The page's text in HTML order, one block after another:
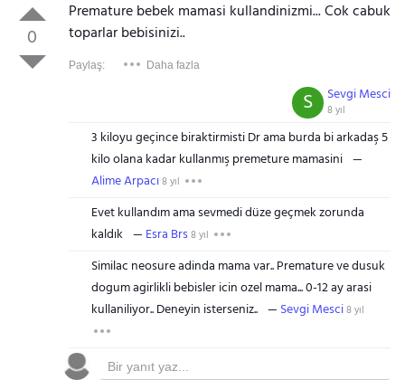
0
Premature bebek mamasi kullandinizmi... Cok cabuk
toparlar bebisinizi..
Paylaş: Daha fazla
Sevgi Mesci
8 yıl
S
3 kiloyu geçince biraktirmisti Dr ama burda bi arkadaş 5
kilo olana kadar kullanmış premeture mamasini
Alime Arpacı8 yıl
Evet kullandım ama sevmedi düze geçmek zorunda
kaldık
Esra Brs8 yıl
Similac neosure adinda mama var.. Premature ve dusuk
dogum agirlikli bebisler icin ozel mama... 0-12 ay arasi
kullaniliyor.. Deneyin isterseniz..
Sevgi Mesci8 yıl